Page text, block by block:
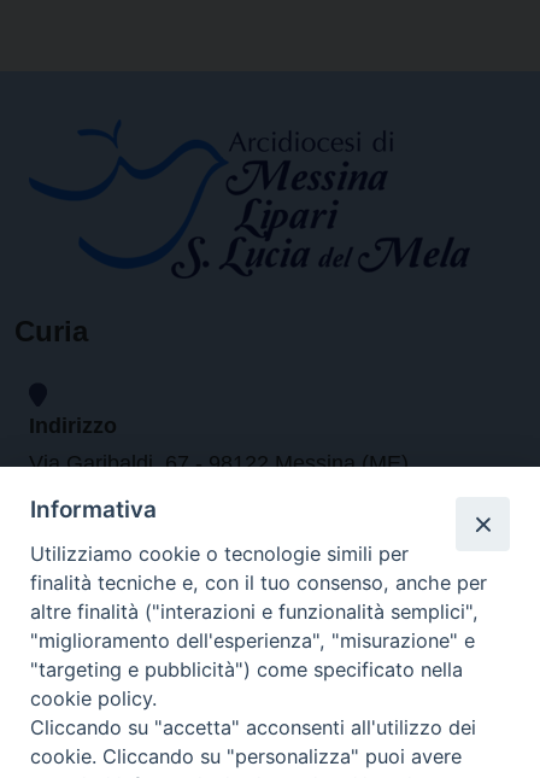
Curia
Indirizzo
Via Garibaldi, 67 - 98122 Messina (ME)
Orari
da lunedi al venerdi dalle ore 9.30 alle 12.30
Contatti
Tel. 090.6684111 - Fax. 090.6684206
Informativa
Utilizziamo cookie o tecnologie simili per
finalità tecniche e, con il tuo consenso, anche per
altre finalità ("interazioni e funzionalità semplici",
"miglioramento dell'esperienza", "misurazione" e
"targeting e pubblicità") come specificato nella
cookie policy.
Cliccando su "accetta" acconsenti all'utilizzo dei
cookie. Cliccando su "personalizza" puoi avere